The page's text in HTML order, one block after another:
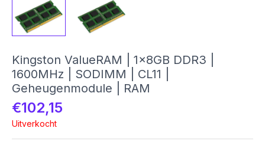
Kingston ValueRAM | 1x8GB DDR3 |
1600MHz | SODIMM | CL11 |
Geheugenmodule | RAM
€102,15
Uitverkocht